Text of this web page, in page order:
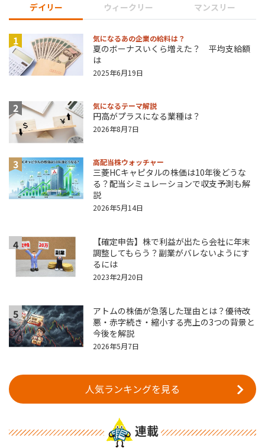
デイリー ウィークリー マンスリー
1 気になるあの企業の給料は？
夏のボーナスいくら増えた？ 平均支給額
は
2025年6月19日
2 気になるテーマ解説
円高がプラスになる業種は？
2026年8月7日
3 高配当株ウォッチャー
三菱HCキャピタルの株価は10年後どうな
る？配当シミュレーションで収支予測も解
説
2026年5月14日
4
【確定申告】株で利益が出たら会社に年末
調整してもらう？副業がバレないようにす
るには
2023年2月20日
5
アトムの株価が急落した理由とは？優待改
悪・赤字続き・縮小する売上の3つの背景と
今後を解説
2026年5月7日
人気ランキングを見る
連載